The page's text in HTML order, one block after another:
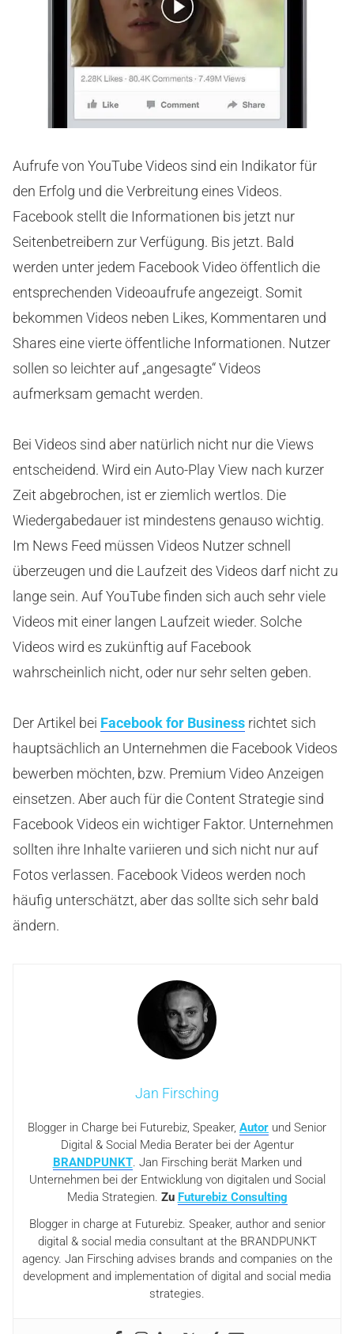
Aufrufe von YouTube Videos sind ein Indikator für
den Erfolg und die Verbreitung eines Videos.
Facebook stellt die Informationen bis jetzt nur
Seitenbetreibern zur Verfügung. Bis jetzt. Bald
werden unter jedem Facebook Video öffentlich die
entsprechenden Videoaufrufe angezeigt. Somit
bekommen Videos neben Likes, Kommentaren und
Shares eine vierte öffentliche Informationen. Nutzer
sollen so leichter auf „angesagte“ Videos
aufmerksam gemacht werden.
Bei Videos sind aber natürlich nicht nur die Views
entscheidend. Wird ein Auto-Play View nach kurzer
Zeit abgebrochen, ist er ziemlich wertlos. Die
Wiedergabedauer ist mindestens genauso wichtig.
Im News Feed müssen Videos Nutzer schnell
überzeugen und die Laufzeit des Videos darf nicht zu
lange sein. Auf YouTube finden sich auch sehr viele
Videos mit einer langen Laufzeit wieder. Solche
Videos wird es zukünftig auf Facebook
wahrscheinlich nicht, oder nur sehr selten geben.
Der Artikel bei Facebook for Business richtet sich
hauptsächlich an Unternehmen die Facebook Videos
bewerben möchten, bzw. Premium Video Anzeigen
einsetzen. Aber auch für die Content Strategie sind
Facebook Videos ein wichtiger Faktor. Unternehmen
sollten ihre Inhalte variieren und sich nicht nur auf
Fotos verlassen. Facebook Videos werden noch
häufig unterschätzt, aber das sollte sich sehr bald
ändern.
Jan Firsching
Blogger in Charge bei Futurebiz, Speaker, Autor und Senior
Digital & Social Media Berater bei der Agentur
BRANDPUNKT. Jan Firsching berät Marken und
Unternehmen bei der Entwicklung von digitalen und Social
Media Strategien. Zu Futurebiz Consulting
Blogger in charge at Futurebiz. Speaker, author and senior
digital & social media consultant at the BRANDPUNKT
agency. Jan Firsching advises brands and companies on the
development and implementation of digital and social media
strategies.